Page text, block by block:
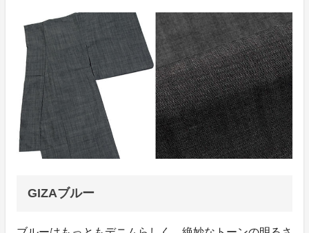
GIZAブルー